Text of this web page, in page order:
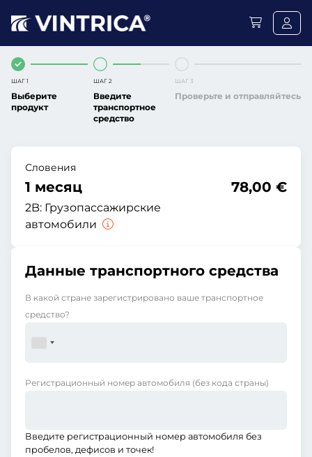
ШАГ 1
Выберите
продукт
ШАГ 2
Введите
транспортное
средство
ШАГ 3
Проверьте и отправляйтесь
Словения
1 месяц
2B: Грузопассажирские
автомобили
78,00 €
Данные транспортного средства
В какой стране зарегистрировано ваше транспортное
средство?
Регистрационный номер автомобиля (без кода страны)
Введите регистрационный номер автомобиля без
пробелов, дефисов и точек!